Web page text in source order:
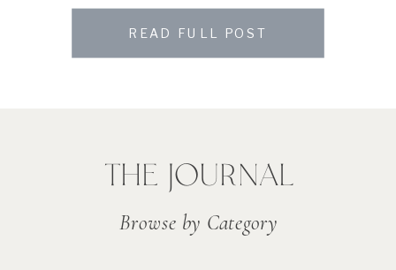
READ FULL POST
THE JOURNAL
Browse by Category